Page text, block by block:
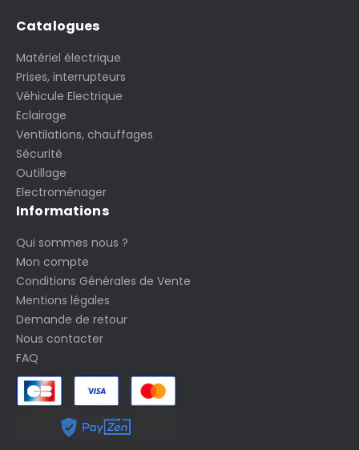
Catalogues
Matériel électrique
Prises, interrupteurs
Véhicule Electrique
Eclairage
Ventilations, chauffages
Sécurité
Outillage
Electroménager
Informations
Qui sommes nous ?
Mon compte
Conditions Générales de Vente
Mentions légales
Demande de retour
Nous contacter
FAQ